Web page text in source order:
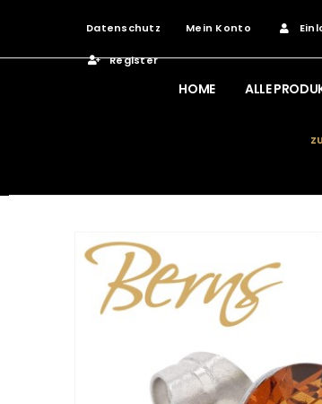
Datenschutz Mein Konto
Register
HOME ALLE